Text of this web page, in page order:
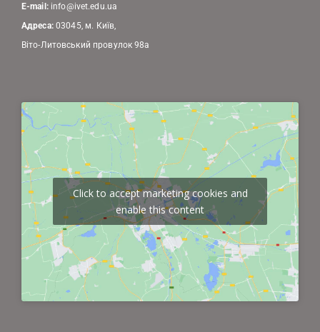
E-mail: info@ivet.edu.ua
Адреса:03045, м. Київ,
Віто-Литовський провулок 98а
Click to accept marketing cookies and
enable this content